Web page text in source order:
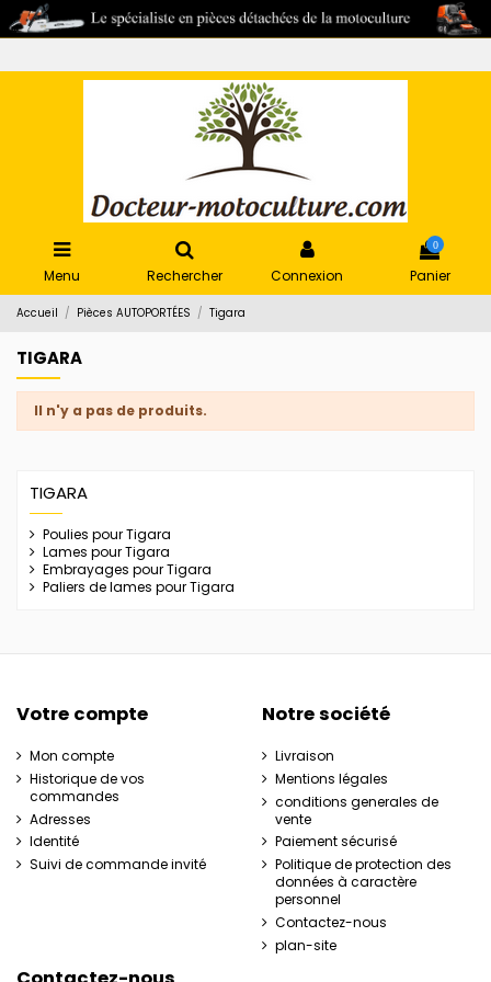
Menu Rechercher Connexion
0
Panier
Accueil Pièces AUTOPORTÉES Tigara
TIGARA
Il n'y a pas de produits.
TIGARA
Poulies pour Tigara
Lames pour Tigara
Embrayages pour Tigara
Paliers de lames pour Tigara
Votre compte
Mon compte
Historique de vos
commandes
Adresses
Identité
Suivi de commande invité
Notre société
Livraison
Mentions légales
conditions generales de
vente
Paiement sécurisé
Politique de protection des
données à caractère
personnel
Contactez-nous
plan-site